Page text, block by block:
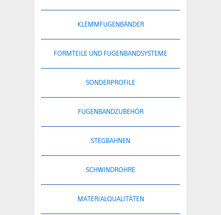
KLEMMFUGENBÄNDER
FORMTEILE UND FUGENBANDSYSTEME
SONDERPROFILE
FUGENBANDZUBEHÖR
STEGBAHNEN
SCHWINDROHRE
MATERIALQUALITÄTEN